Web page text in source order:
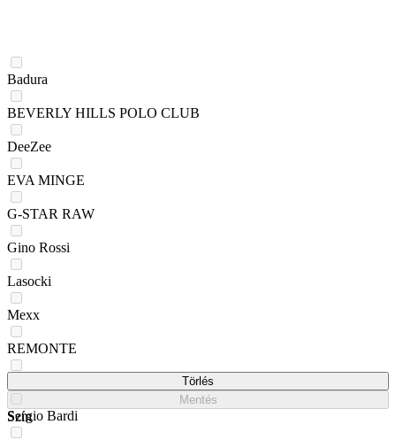
Badura
BEVERLY HILLS POLO CLUB
DeeZee
EVA MINGE
G-STAR RAW
Gino Rossi
Lasocki
Mexx
REMONTE
Sergio Bardi
Törlés
Mentés
Szín